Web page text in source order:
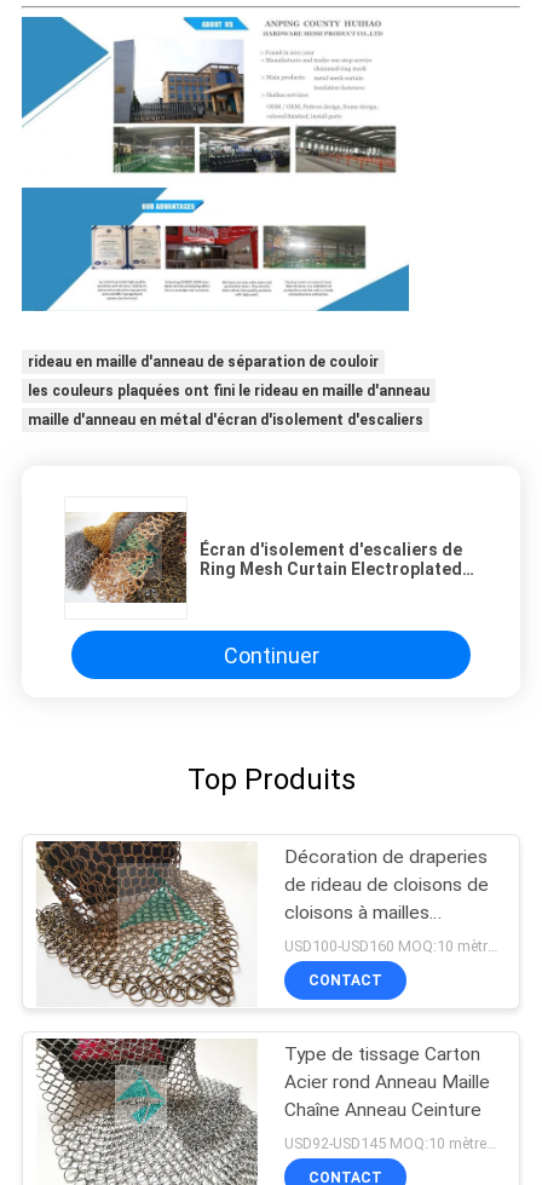
rideau en maille d'anneau de séparation de couloir
les couleurs plaquées ont fini le rideau en maille d'anneau
maille d'anneau en métal d'écran d'isolement d'escaliers
Écran d'isolement d'escaliers de
Ring Mesh Curtain Electroplated
Continuer
Top Produits
Décoration de draperies
de rideau de cloisons de
cloisons à mailles
métalliques de 2 mm 20
mm
CONTACT
Type de tissage Carton
Acier rond Anneau Maille
Chaîne Anneau Ceinture
CONTACT